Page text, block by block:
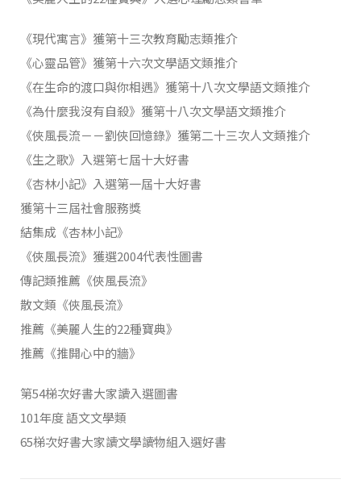
《現代寓言》獲第十三次教育勵志類推介
《心靈品管》獲第十六次文學語文類推介
《在生命的渡口與你相遇》獲第十八次文學語文類推介
《為什麼我沒有自殺》獲第十八次文學語文類推介
《俠風長流－－劉俠回憶錄》獲第二十三次人文類推介
《生之歌》入選第七屆十大好書
《杏林小記》入選第一屆十大好書
獲第十三屆社會服務獎
結集成《杏林小記》
《俠風長流》獲選2004代表性圖書
傳記類推薦《俠風長流》
散文類《俠風長流》
推薦《美麗人生的22種寶典》
推薦《推開心中的牆》
第54梯次好書大家讀入選圖書
101年度 語文文學類
65梯次好書大家讀文學讀物組入選好書